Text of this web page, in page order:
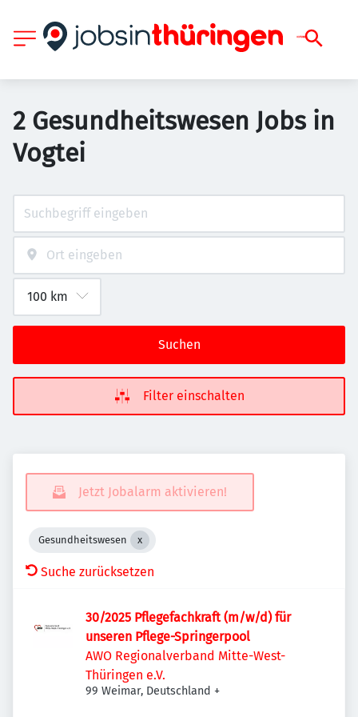
2 Gesundheitswesen Jobs in
Vogtei
Suchen
Filter einschalten
Jetzt Jobalarm aktivieren!
Gesundheitswesen
Suche zurücksetzen
30/2025 Pflegefachkraft (m/w/d) für
unseren Pflege-Springerpool
AWO Regionalverband Mitte-West-
Thüringen e.V.
99 Weimar, Deutschland +